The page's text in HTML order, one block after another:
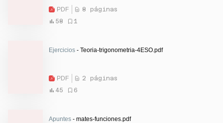
PDF
8 páginas
58
1
Ejercicios - Teoria-trigonometria-4ESO.pdf
PDF
2 páginas
45
6
Apuntes - mates-funciones.pdf